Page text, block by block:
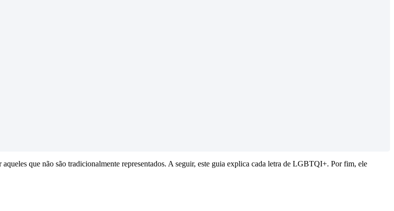
que não são tradicionalmente representados. A seguir, este guia explica cada letra de LGBTQI+. Por fim, ele